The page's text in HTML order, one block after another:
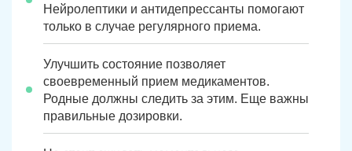
Нейролептики и антидепрессанты помогают
только в случае регулярного приема.
Улучшить состояние позволяет
своевременный прием медикаментов.
Родные должны следить за этим. Еще важны
правильные дозировки.